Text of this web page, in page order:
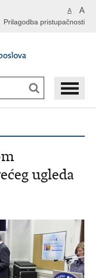
A A
Prilagodba pristupačnosti
ugleda